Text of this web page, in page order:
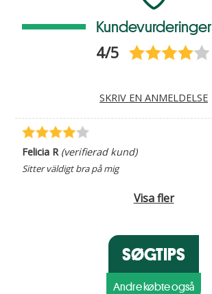
Kundevurderinger
4/5
SKRIV EN ANMELDELSE
Felicia R(verifierad kund)
Sitter väldigt bra på mig
Visa fler
SØGTIPS
Andre købte også